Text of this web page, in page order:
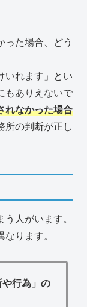
った場合、どう
いれます」とい
もありえないで
れなかった場合
所の判断が正し
人がいます。
ります。
行為」の